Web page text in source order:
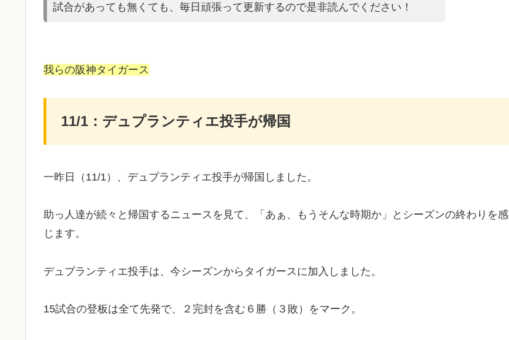
試合があって も無くても、毎日頑張って更新するので是非読んでください！
我らの阪神タイガース
11/1：デュプランティエ投手が帰国
一昨日（11/1）、デュプランティエ投手が帰国しました。
助っ人達が続々と帰国するニュースを見て、「あぁ、もうそんな時期か」とシーズンの終わりを感
じます。
デュプランティエ投手は、今シーズンからタイガースに加入しました。
15試合の登板は全て先発で、２完封を含む６勝（３敗）をマーク。